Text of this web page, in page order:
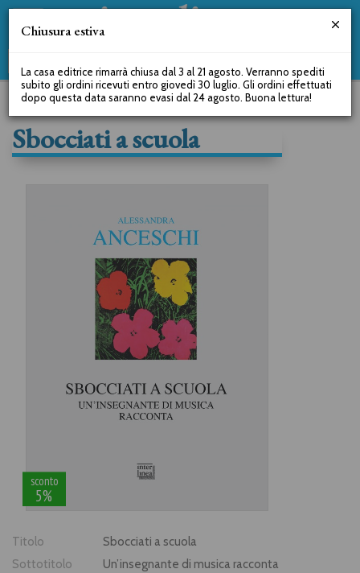
Sbocciati a scuola
sconto
5%
Titolo
Sbocciati a scuola
Sottotitolo
Un’insegnante di musica racconta
Chiusura estiva
La casa editrice rimarrà chiusa dal 3 al 21 agosto. Verranno spediti
subito gli ordini ricevuti entro giovedì 30 luglio. Gli ordini effettuati
dopo questa data saranno evasi dal 24 agosto. Buona lettura!